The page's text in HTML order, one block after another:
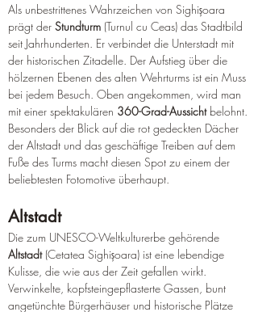
Als unbestrittenes Wahrzeichen von Sighișoara
prägt der Stundturm (Turnul cu Ceas) das Stadtbild
seit Jahrhunderten. Er verbindet die Unterstadt mit
der historischen Zitadelle. Der Aufstieg über die
hölzernen Ebenen des alten Wehrturms ist ein Muss
bei jedem Besuch. Oben angekommen, wird man
mit einer spektakulären 360-Grad-Aussicht belohnt.
Besonders der Blick auf die rot gedeckten Dächer
der Altstadt und das geschäftige Treiben auf dem
Fuße des Turms macht diesen Spot zu einem der
beliebtesten Fotomotive überhaupt.
Altstadt
Die zum UNESCO-Weltkulturerbe gehörende
Altstadt (Cetatea Sighișoara) ist eine lebendige
Kulisse, die wie aus der Zeit gefallen wirkt.
Verwinkelte, kopfsteingepflasterte Gassen, bunt
angetünchte Bürgerhäuser und historische Plätze